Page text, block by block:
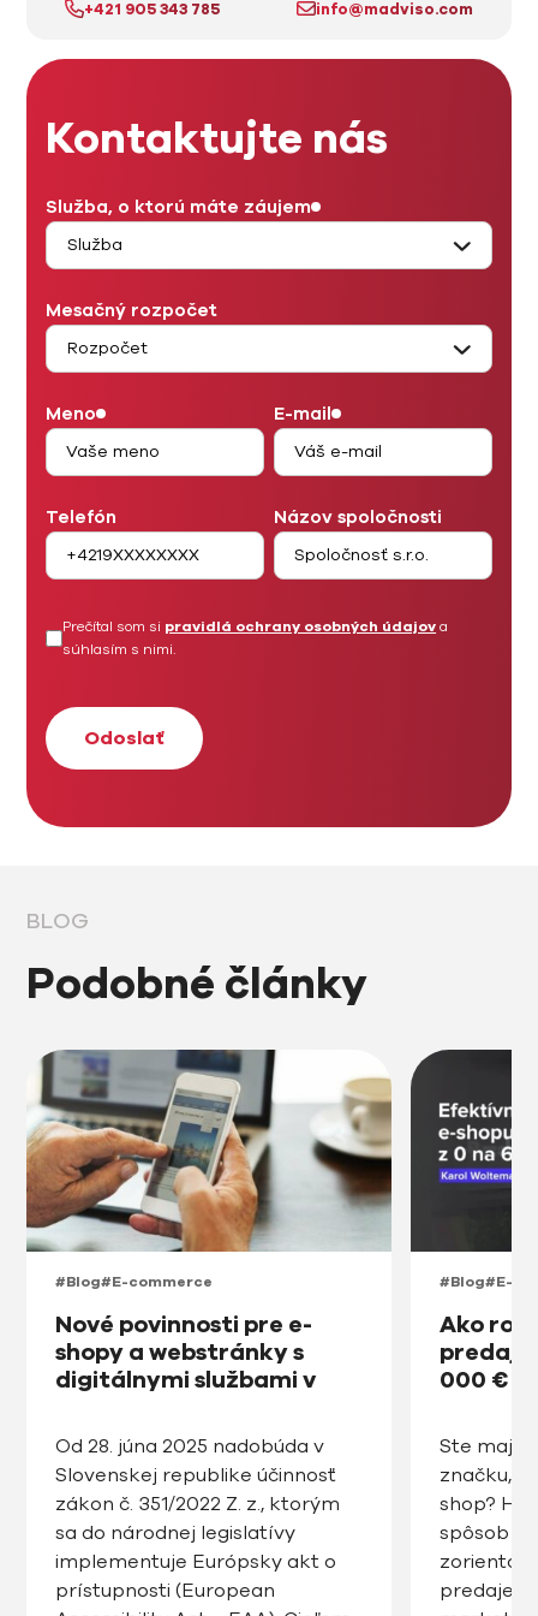
+421 905 343 785 info@madviso.com
Kontaktujte nás
Služba, o ktorú máte záujem
Mesačný rozpočet
Meno E-mail
Telefón Názov spoločnosti
Prečítal som si pravidlá ochrany osobných údajova
súhlasím s nimi.
BLOG
Podobné články
#Blog#E-commerce
Nové povinnosti pre e-
shopy a webstránky s
digitálnymi službami v
od roku 2025
Od 28. júna 2025 nadobúda v
Slovenskej republike účinnosť
zákon č. 351/2022 Z. z., ktorým
sa do národnej legislatívy
implementuje Európsky akt o
prístupnosti (European
#Blog#E-
Ako
000 € v
Ste
značku,
shop?
spôsob
predaje,